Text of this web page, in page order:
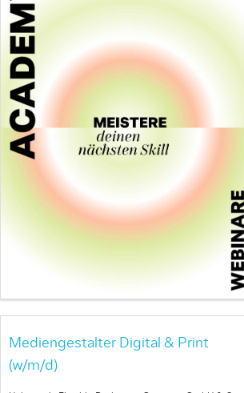
Mediengestalter Digital & Print
(w/m/d)